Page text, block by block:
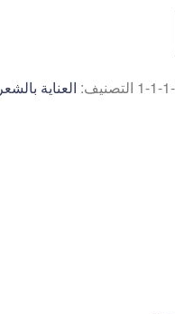
التصنيف: العناية بالشعر